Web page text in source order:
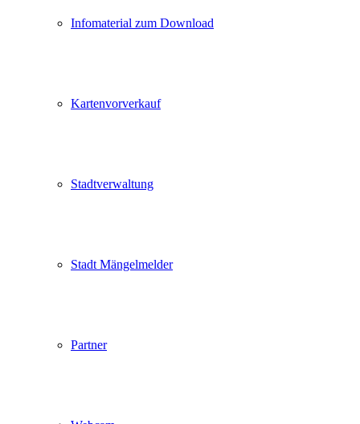
Infomaterial zum Download
Kartenvorverkauf
Stadtverwaltung
Stadt Mängelmelder
Partner